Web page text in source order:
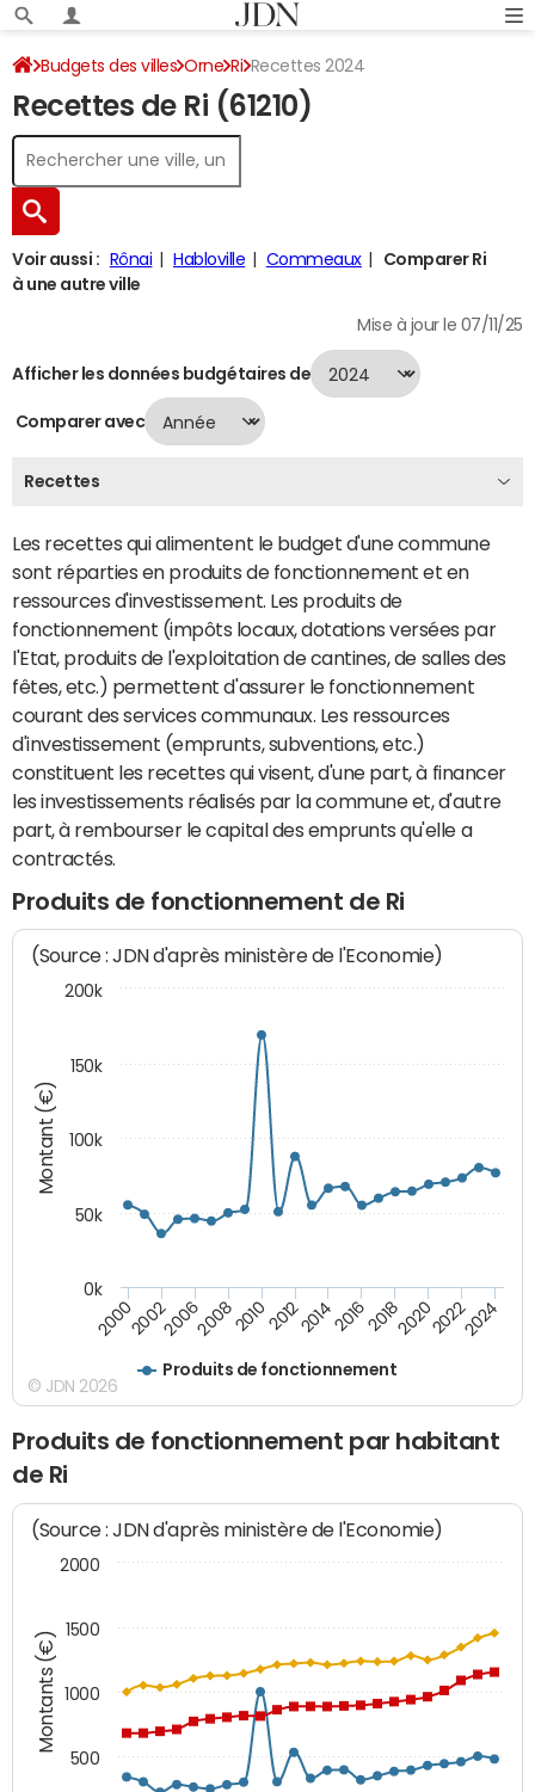
Budgets des villes Orne Ri Recettes 2024
Recettes de Ri (61210)
Voir aussi : Rônai Habloville Commeaux
Comparer Ri
à une autre ville
Mise à jour le 07/11/25
Afficher les données budgétaires de
Comparer avec
Recettes
Les recettes qui alimentent le budget d'une commune
sont réparties en produits de fonctionnement et en
ressources d'investissement. Les produits de
fonctionnement (impôts locaux, dotations versées par
l'Etat, produits de l'exploitation de cantines, de salles des
fêtes, etc.) permettent d'assurer le fonctionnement
courant des services communaux. Les ressources
d'investissement (emprunts, subventions, etc.)
constituent les recettes qui visent, d'une part, à financer
les investissements réalisés par la commune et, d'autre
part, à rembourser le capital des emprunts qu'elle a
contractés.
Produits de fonctionnement de Ri
Montant (€)
(Source : JDN d'après ministère de l'Economie)
Produits de fonctionnement
200020022006200820102012201420162018202020222024
0k
50k
100k
150k
200k
© JDN 2026
Produits de fonctionnement par habitant
de Ri
Montants (€)
(Source : JDN d'après ministère de l'Economie)
500
1000
1500
2000